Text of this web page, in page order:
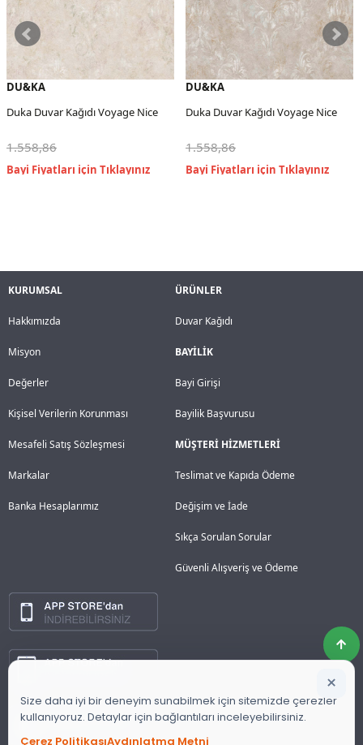
DU&KA
Duka Duvar Kağıdı Voyage Nice
1.558,86
DU&KA
Duka Duvar Kağıdı Voyage Nice
1.558,86
KURUMSAL
Hakkımızda
Misyon
Değerler
Kişisel Verilerin Korunması
Mesafeli Satış Sözleşmesi
Markalar
Banka Hesaplarımız
ÜRÜNLER
Duvar Kağıdı
BAYİLİK
Bayi Girişi
Bayilik Başvurusu
MÜŞTERİ HİZMETLERİ
Teslimat ve Kapıda Ödeme
Değişim ve İade
Sıkça Sorulan Sorular
Güvenli Alışveriş ve Ödeme
Size daha iyi bir deneyim sunabilmek için sitemizde çerezler
kullanıyoruz. Detaylar için bağlantıları inceleyebilirsiniz.
Çerez PolitikasıAydınlatma Metni
×